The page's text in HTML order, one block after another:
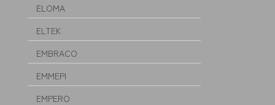
ELOMA
ELTEK
EMBRACO
EMMEPI
EMPERO